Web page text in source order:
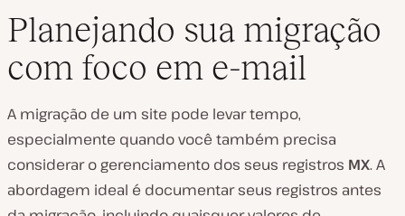
Planejando sua migração
com foco em e-mail
A migração de um site pode levar tempo,
especialmente quando você também precisa
considerar o gerenciamento dos seus registros MX. A
abordagem ideal é documentar seus registros antes